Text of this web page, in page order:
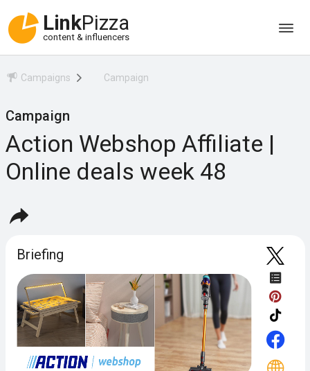
LinkPizza
content & influencers
Campaigns Campaign
Campaign
Action Webshop Affiliate |
Online deals week 48
Briefing